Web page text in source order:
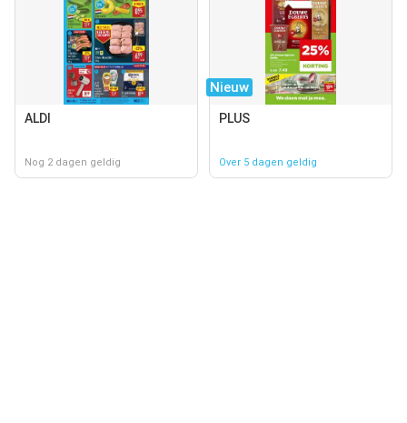
ALDI
Nog 2 dagen geldig
Nieuw
PLUS
Over 5 dagen geldig